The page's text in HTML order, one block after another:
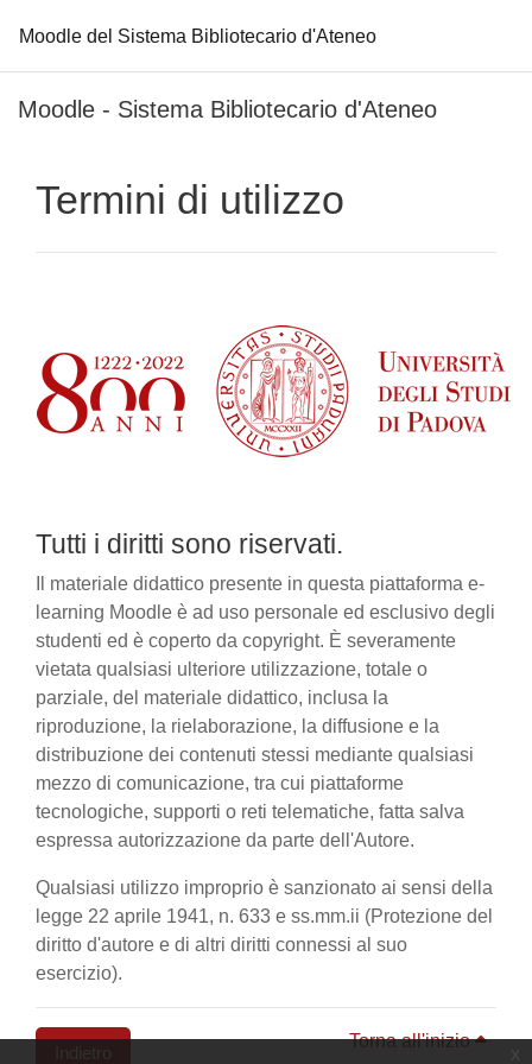
Moodle del Sistema Bibliotecario d'Ateneo
Moodle - Sistema Bibliotecario d'Ateneo
Termini di utilizzo
Tutti i diritti sono riservati.
Il materiale didattico presente in questa piattaforma e-
learning Moodle è ad uso personale ed esclusivo degli
studenti ed è coperto da copyright. È severamente
vietata qualsiasi ulteriore utilizzazione, totale o
parziale, del materiale didattico, inclusa la
riproduzione, la rielaborazione, la diffusione e la
distribuzione dei contenuti stessi mediante qualsiasi
mezzo di comunicazione, tra cui piattaforme
tecnologiche, supporti o reti telematiche, fatta salva
espressa autorizzazione da parte dell'Autore.
Qualsiasi utilizzo improprio è sanzionato ai sensi della
legge 22 aprile 1941, n. 633 e ss.mm.ii (Protezione del
diritto d'autore e di altri diritti connessi al suo
esercizio).
Torna all'inizio